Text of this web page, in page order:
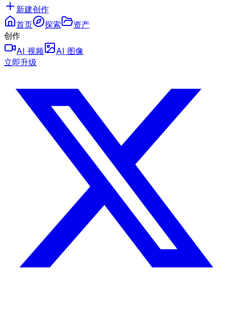
新建创作
首页
探索
资产
创作
AI 视频
AI 图像
立即升级